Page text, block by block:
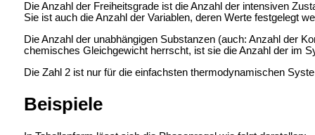
Die Anzahl der Freiheitsgrade ist die Anzahl der intensiven
Sie ist auch die Anzahl der Variablen, deren Werte festgelegt
Die Anzahl der unabhängigen Substanzen (auch: Anzahl der
chemisches Gleichgewicht herrscht, ist sie die Anzahl der im
Die Zahl 2 ist nur für die einfachsten thermodynamischen
Beispiele